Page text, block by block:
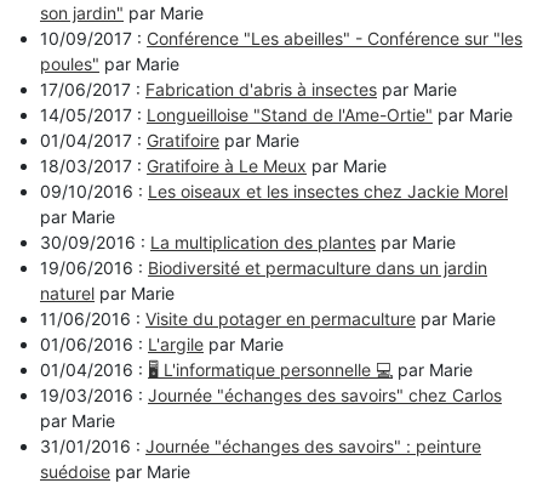
son jardin" par Marie
10/09/2017 : Conférence "Les abeilles" - Conférence sur "les
poules" par Marie
17/06/2017 : Fabrication d'abris à insectes par Marie
14/05/2017 : Longueilloise "Stand de l'Ame-Ortie" par Marie
01/04/2017 : Gratifoire par Marie
18/03/2017 : Gratifoire à Le Meux par Marie
09/10/2016 : Les oiseaux et les insectes chez Jackie Morel
par Marie
30/09/2016 : La multiplication des plantes par Marie
19/06/2016 : Biodiversité et permaculture dans un jardin
naturel par Marie
11/06/2016 : Visite du potager en permaculture par Marie
01/06/2016 : L'argile par Marie
01/04/2016 : 🖥️ L'informatique personnelle 💻 par Marie
19/03/2016 : Journée "échanges des savoirs" chez Carlos
par Marie
31/01/2016 : Journée "échanges des savoirs" : peinture
suédoise par Marie